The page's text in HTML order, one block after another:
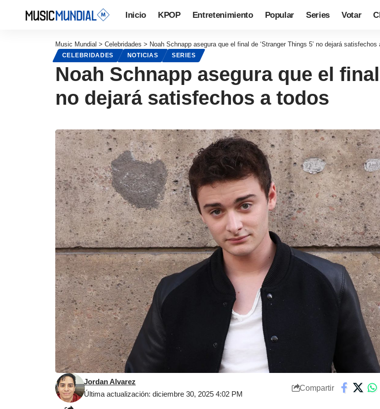
Inicio KPOP Entretenimiento Popular Series Votar
Music Mundial > Celebridades > Noah Schnapp asegura que el final de ‘Stranger Things 5’ no dejará satisfechos
CELEBRIDADES NOTICIAS SERIES
Noah Schnapp asegura que el
no dejará satisfechos a todos
Última actualización: diciembre 30, 2025 4:02 PM
Jordan Alvarez
Compartir